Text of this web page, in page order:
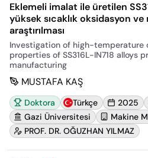
Eklemeli imalat ile üretilen
yüksek sıcaklık oksidasyon
araştırılması
Investigation of high-temperature
properties of SS316L-IN718 alloys
manufacturing
MUSTAFA KAŞ
Doktora Türkçe 2025
Gazi Üniversitesi
Makine
PROF. DR. OĞUZHAN YILMAZ